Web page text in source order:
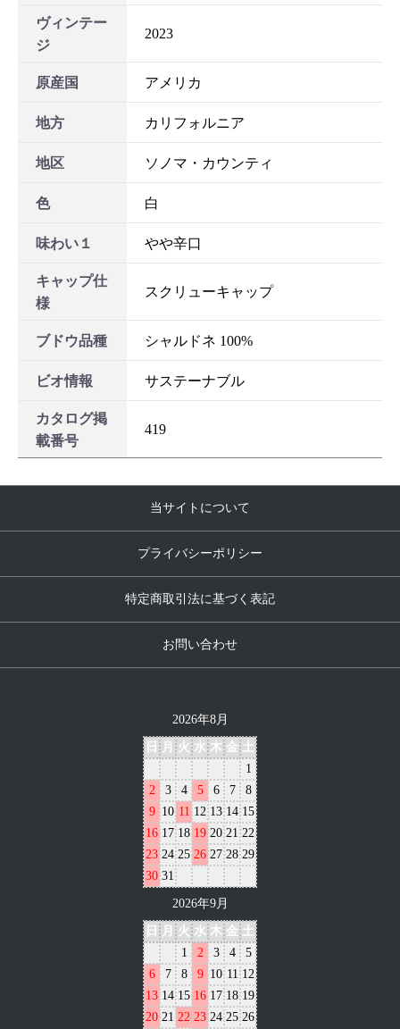
ヴィンテー
ジ
2023
原産国 アメリカ
地方 カリフォルニア
地区 ソノマ・カウンティ
色 白
味わい１ やや辛口
キャップ仕
様
スクリューキャップ
ブドウ品種 シャルドネ 100%
ビオ情報 サステーナブル
カタログ掲
載番号
419
当サイトについて
プライバシーポリシー
特定商取引法に基づく表記
お問い合わせ
2026年8月
日 月 火 水 木 金 土
1
2
3 4 5 6 7
8
9 10 11 12 13 14 15
16 17 18 19 20 21 22
23 24 25 26 27 28 29
30 31
2026年9月
日 月 火 水 木 金 土
1
2 3 4
5
6
7 8 9 10 11 12
13 14 15 16 17 18 19
20 21 22 23 24 25 26